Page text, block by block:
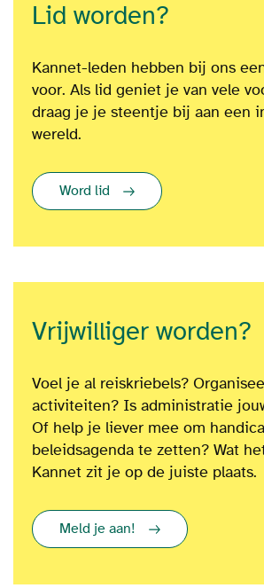
Lid worden?
Kannet-leden hebben bij ons
voor. Als lid geniet je van vele
draag je je steentje bij aan een
wereld.
Word lid
Vrijwilliger worden?
Voel je al reiskriebels?
activiteiten? Is administratie
Of help je liever mee om
beleidsagenda te zetten? Wat
Kannet zit je op de juiste plaats.
Meld je aan!